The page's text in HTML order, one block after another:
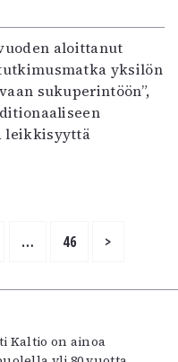
aloittanut
yksilön
sukuperintöön”,
leikkisyyttä
… 46 >
Kaltio on ainoa